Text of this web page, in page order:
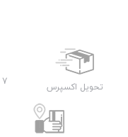
تحویل اکسپرس